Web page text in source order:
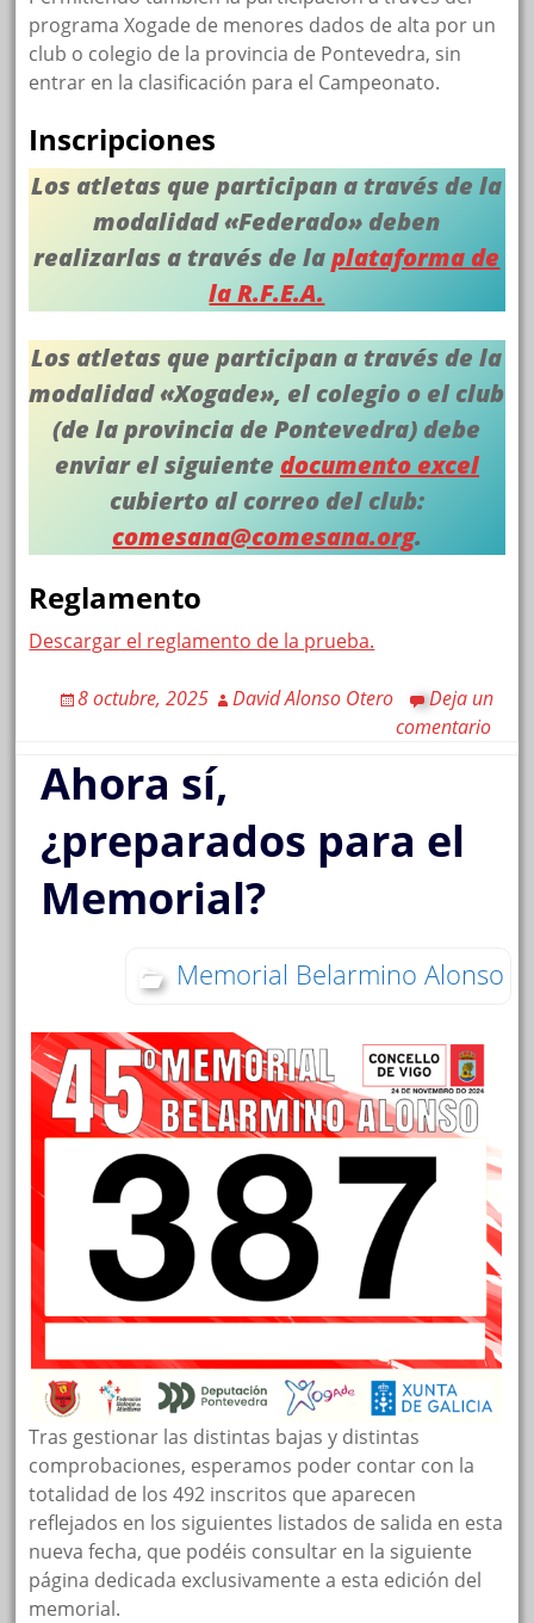
programa Xogade de menores dados de alta por un
club o colegio de la provincia de Pontevedra, sin
entrar en la clasificación para el Campeonato.
Inscripciones
Los atletas que participan a través de la
modalidad «Federado» deben
realizarlas a través de laplataforma de
la R.F.E.A.
Los atletas que participan a través de la
modalidad «Xogade», el colegio o el club
(de la provincia de Pontevedra) debe
enviar el siguiente documento excel
cubierto al correo del club:
comesana@comesana.org.
Reglamento
Descargar el reglamento de la prueba.
8 octubre, 2025 David Alonso Otero
Deja un
comentario
Ahora sí,
¿preparados para el
Memorial?
Memorial Belarmino Alonso
Tras gestionar las distintas bajas y distintas
comprobaciones, esperamos poder contar con la
totalidad de los 492 inscritos que aparecen
reflejados en los siguientes listados de salida en esta
nueva fecha, que podéis consultar en la siguiente
página dedicada exclusivamente a esta edición del
memorial.